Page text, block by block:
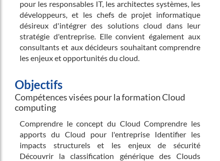
pour les responsables IT, les architectes systèmes, les
développeurs, et les chefs de projet informatique
désireux d'intégrer des solutions cloud dans leur
stratégie d'entreprise. Elle convient également aux
consultants et aux décideurs souhaitant comprendre
les enjeux et opportunités du cloud.
Objectifs
Compétences visées pour la formation Cloud
computing
Comprendre le concept du Cloud Comprendre les
apports du Cloud pour l'entreprise Identifier les
impacts structurels et les enjeux de sécurité
Découvrir la classification générique des Clouds